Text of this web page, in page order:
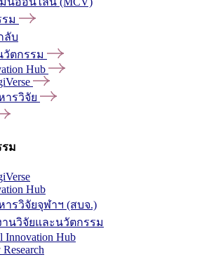
ม
ลับ
วัตกรรม
Hub
ารวิจัย
รม
Hub
ารวิจัยจุฬาฯ (สบจ.)
านวิจัยและนวัตกรรม
Innovation Hub